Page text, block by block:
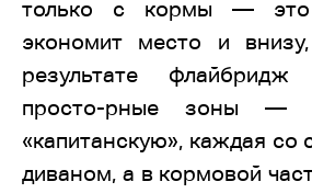
только с кормы — это
экономит место и
результате
просто-рные зоны —
«капитанскую», каждая
диваном, а в кормовой